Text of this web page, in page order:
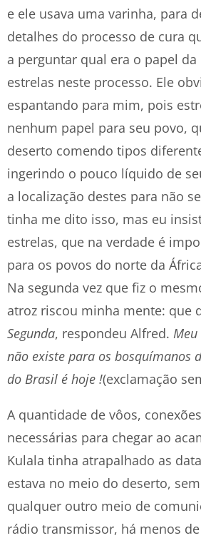
e ele usava uma varinha, para
detalhes do processo de cura
a perguntar qual era o papel da
estrelas neste processo. Ele
espantando para mim, pois
nenhum papel para seu povo,
deserto comendo tipos
ingerindo o pouco líquido de
a localização destes para não
tinha me dito isso, mas eu
estrelas, que na verdade é
para os povos do norte da
Na segunda vez que fiz o
atroz riscou minha mente: que
Segunda, respondeu Alfred. Meu
não existe para os bosquímanos
do Brasil é hoje !(exclamação
A quantidade de vôos,
necessárias para chegar ao
Kulala tinha atrapalhado as
estava no meio do deserto,
qualquer outro meio de
rádio transmissor, há menos